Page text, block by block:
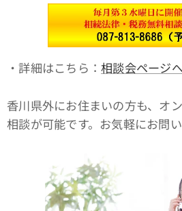
・詳細はこちら：相談会ページへ
香川県外にお住まいの方も、オ
相談が可能です。お気軽にお問